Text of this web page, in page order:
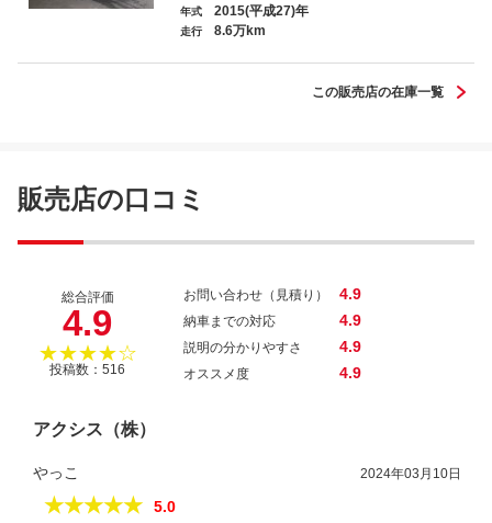
マセラティ ３２００ＧＴ ベースグレー
ド
年式 2015(平成27)年
走行 8.6万km
この販売店の在庫一覧
販売店の口コミ
総合評価
4.9
★★★★☆
投稿数：516
お問い合わせ（見積り） 4.9
納車までの対応 4.9
説明の分かりやすさ 4.9
オススメ度 4.9
アクシス（株）
やっこ 2024年03月10日
★★★★★
5.0